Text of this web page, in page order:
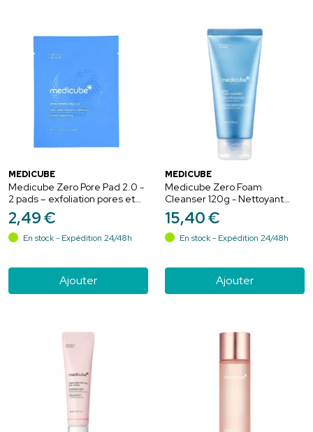
MEDICUBE
Medicube Zero Pore Pad 2.0 -
2 pads – exfoliation pores et
imperfections
2,49€
En stock - Expédition 24/48h
Ajouter
MEDICUBE
Medicube Zero Foam
Cleanser 120g - Nettoyant
visage anti-pollution et soin
des pores
15,40€
En stock - Expédition 24/48h
Ajouter